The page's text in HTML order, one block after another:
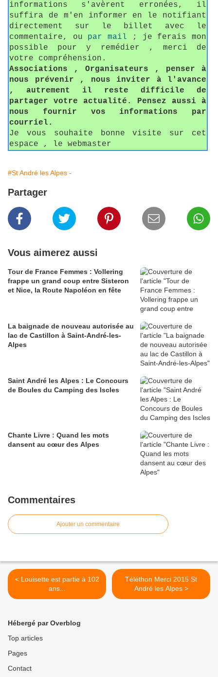
informations s'avèrent erronées, il
suffira de m'en informer en le notifiant
directement sur le billet avec le
commentaire, ou par mail ; je ferais mon
possible pour y remédier , merci de
votre compréhension.
Associations , Organisateurs , penser à
nous prévenir , nous inviter à l'avance
, autrement il reste difficile de
partager votre actualité. Pensez aussi à
nous fournir vos informations par
courriel.
Je vous souhaite bonne visite sur cet
espace , le webmaster
#St André les Alpes -
Partager
Vous aimerez aussi
Tour de France Femmes : Vollering
frappe un grand coup entre Sisteron
et Nice, la Route Napoléon en fête
La baignade de nouveau autorisée au
lac de Castillon à Saint-André-les-
Alpes
Saint André les Alpes : Le Concours
de Boules du Camping des Iscles
Chante Livre : Quand les mots
dansent au cœur des Alpes
Commentaires
Ajouter un commentaire
< Louisette est partie à 102
ans...
Téléthon Merci 2015 St
André les Alpes >
Hébergé par Overblog
Top articles
Pages
Contact